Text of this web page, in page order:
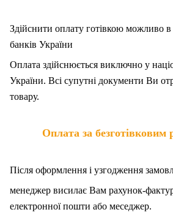
Здійснити оплату готівкою можливо в
банків України
Оплата здійснюється виключно у
України. Всі супутні документи Ви
товару.
Оплата за безготівковим
Після оформлення і узгодження
менеджер висилає Вам рахунок-
електронної пошти або меседжер.